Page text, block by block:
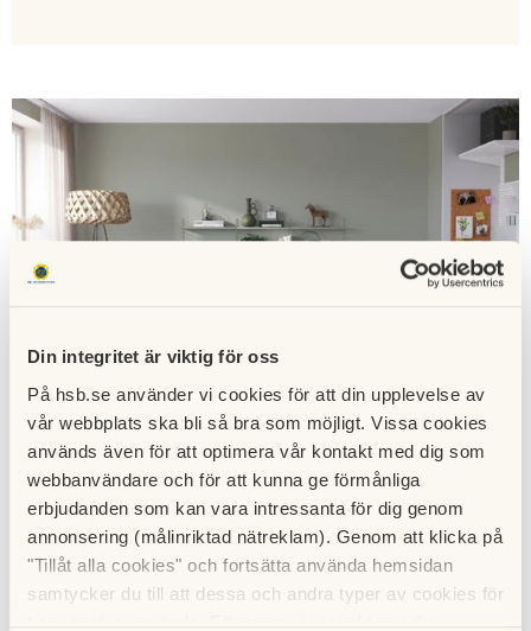
Din integritet är viktig för oss
På hsb.se använder vi cookies för att din upplevelse av
vår webbplats ska bli så bra som möjligt. Vissa cookies
används även för att optimera vår kontakt med dig som
webbanvändare och för att kunna ge förmånliga
erbjudanden som kan vara intressanta för dig genom
annonsering (målinriktad nätreklam). Genom att klicka på
"Tillåt alla cookies" och fortsätta använda hemsidan
samtycker du till att dessa och andra typer av cookies för
Så funkar det att köpa bostad av HSB
Hos HSB köper du till exempel alltid till fast pris. Läs
mer om vad du kan förvänta dig av oss här!